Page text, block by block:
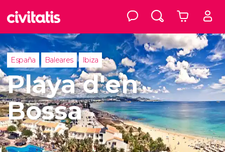
España Baleares Ibiza
Playa d'en
Bossa